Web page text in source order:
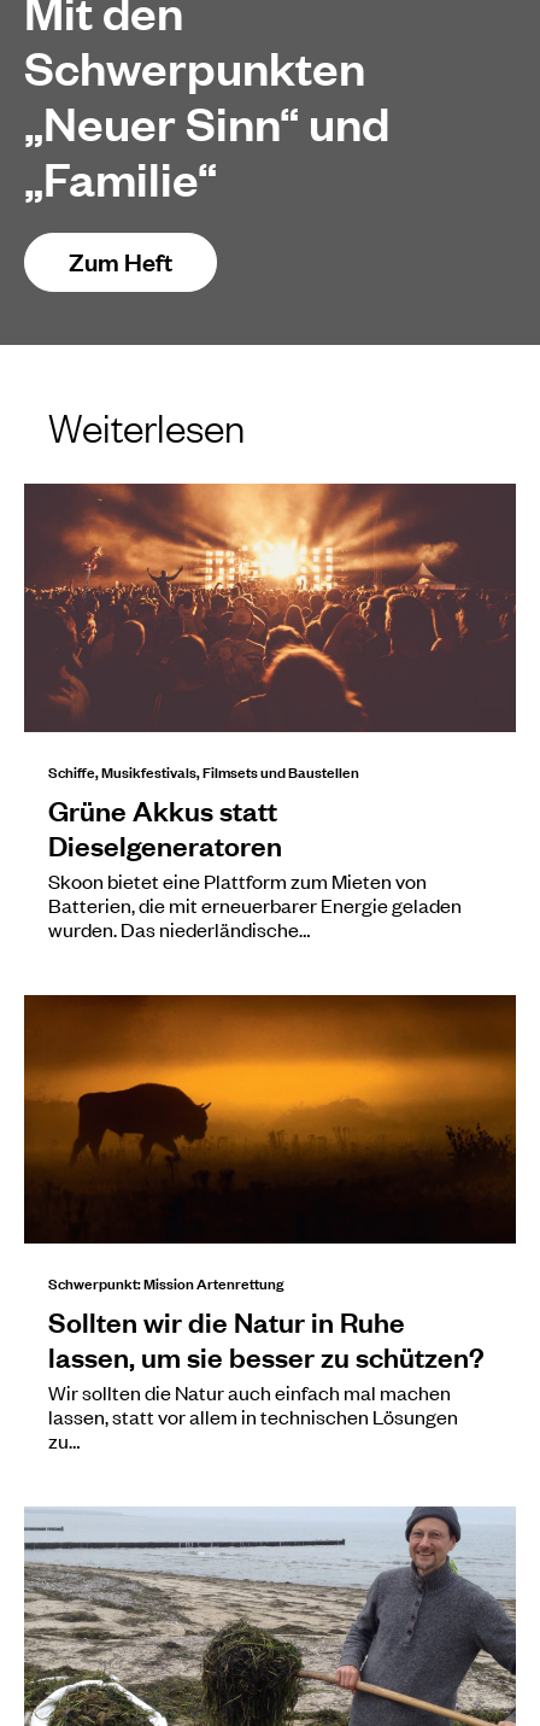
Schwerpunkten
„Neuer Sinn“ und
„Familie“
Zum Heft
Weiterlesen
Schiffe, Musikfestivals, Filmsets und Baustellen
Grüne Akkus statt
Dieselgeneratoren
Skoon bietet eine Plattform zum Mieten von
Batterien, die mit erneuerbarer Energie geladen
wurden. Das niederländische…
Schwerpunkt: Mission Artenrettung
Sollten wir die Natur in Ruhe
lassen, um sie besser zu schützen?
Wir sollten die Natur auch einfach mal machen
lassen, statt vor allem in technischen Lösungen
zu…